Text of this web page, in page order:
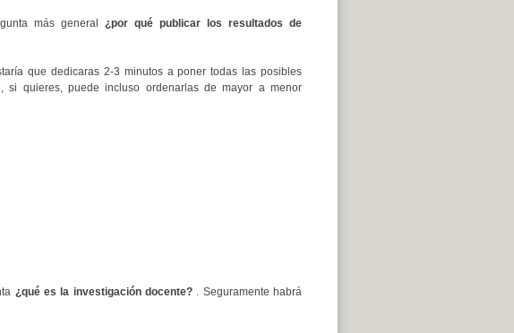
más general ¿por qué publicar los resultados de
que dedicaras 2-3 minutos a poner todas las posibles
si quieres, puede incluso ordenarlas de mayor a menor
¿qué es la investigación docente? . Seguramente habrá